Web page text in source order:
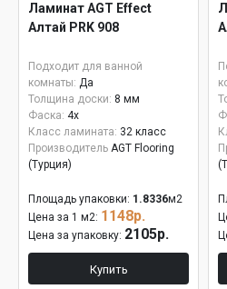
Ламинат AGT Effect
Алтай PRK 908
Подходит для ванной
комнаты: Да
Толщина доски: 8 мм
Фаска: 4x
Класс ламината: 32 класс
Производитель AGT Flooring
(Турция)
Площадь упаковки: 1.8336м2
Цена за 1 м2: 1148р.
Цена за упаковку: 2105р.
Купить